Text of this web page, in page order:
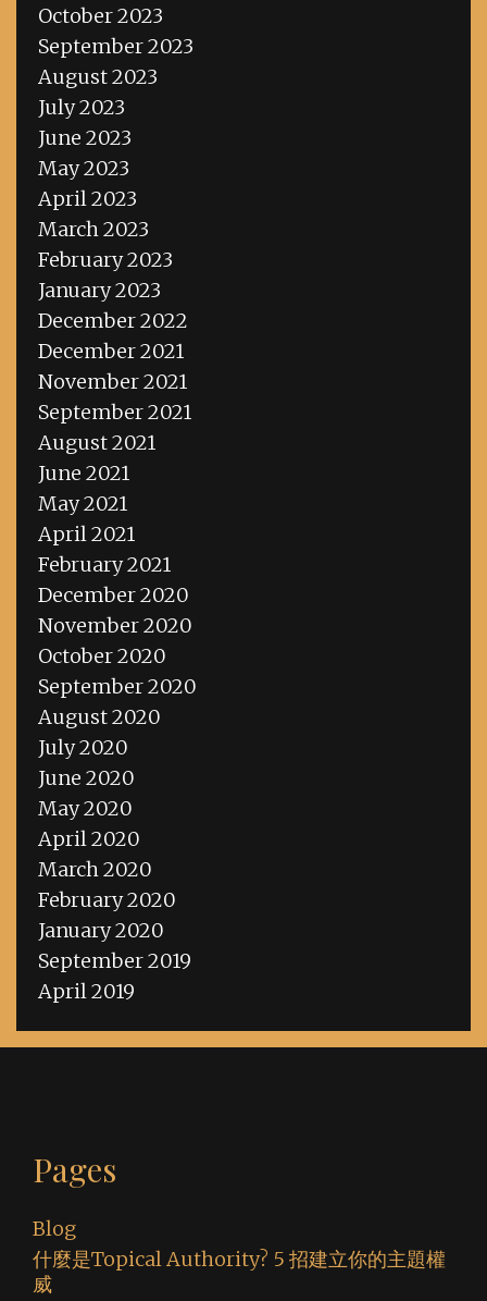
October 2023
September 2023
August 2023
July 2023
June 2023
May 2023
April 2023
March 2023
February 2023
January 2023
December 2022
December 2021
November 2021
September 2021
August 2021
June 2021
May 2021
April 2021
February 2021
December 2020
November 2020
October 2020
September 2020
August 2020
July 2020
June 2020
May 2020
April 2020
March 2020
February 2020
January 2020
September 2019
April 2019
Pages
Blog
什麼是Topical Authority? 5 招建立你的主題權
威